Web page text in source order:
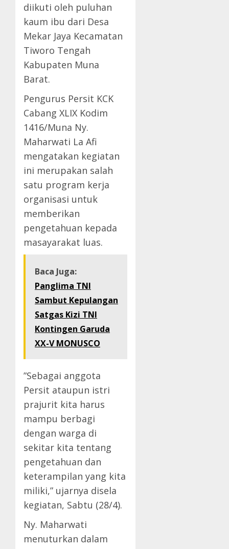
diikuti oleh puluhan
kaum ibu dari Desa
Mekar Jaya Kecamatan
Tiworo Tengah
Kabupaten Muna
Barat.
Pengurus Persit KCK
Cabang XLIX Kodim
1416/Muna Ny.
Maharwati La Afi
mengatakan kegiatan
ini merupakan salah
satu program kerja
organisasi untuk
memberikan
pengetahuan kepada
masayarakat luas.
Baca Juga:
Panglima TNI
Sambut Kepulangan
Satgas Kizi TNI
Kontingen Garuda
XX-V MONUSCO
”Sebagai anggota
Persit ataupun istri
prajurit kita harus
mampu berbagi
dengan warga di
sekitar kita tentang
pengetahuan dan
keterampilan yang kita
miliki,” ujarnya disela
kegiatan, Sabtu (28/4).
Ny. Maharwati
menuturkan dalam